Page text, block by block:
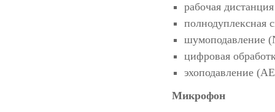
рабочая
полнодуплексная
шумоподавление
цифровая
эхоподавление
Микрофон